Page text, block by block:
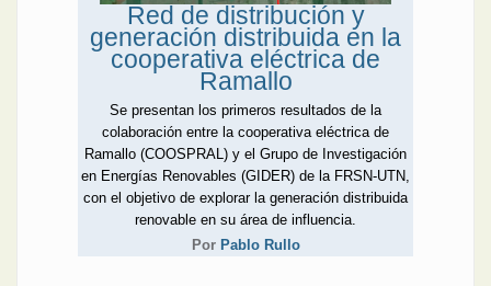
Red de distribución y
generación distribuida en la
cooperativa eléctrica de
Ramallo
Se presentan los primeros resultados de la
colaboración entre la cooperativa eléctrica de
Ramallo (COOSPRAL) y el Grupo de Investigación
en Energías Renovables (GIDER) de la FRSN-UTN,
con el objetivo de explorar la generación distribuida
renovable en su área de influencia.
Por Pablo Rullo